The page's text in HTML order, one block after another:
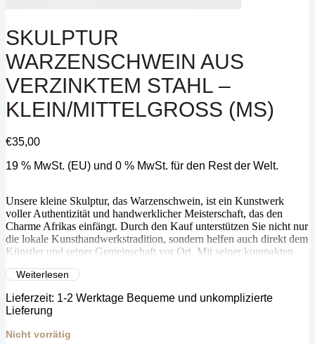
SKULPTUR
WARZENSCHWEIN AUS
VERZINKTEM STAHL –
KLEIN/MITTELGROSS (MS)
€35,00
19 % MwSt. (EU) und 0 % MwSt. für den Rest der Welt.
Unsere kleine Skulptur, das Warzenschwein, ist ein Kunstwerk
voller Authentizität und handwerklicher Meisterschaft, das den
Charme Afrikas einfängt. Durch den Kauf unterstützen Sie nicht nur
die lokale Kunsthandwerkstradition, sondern helfen auch direkt dem
Künstler und seiner Gemeinschaft vor Ort. Mit seiner kompakten
vielseitiges Dekorationsstück, das jeden Raum bereichert und die
bringt.
Weiterlesen
Lieferzeit: 1-2 Werktage Bequeme und unkomplizierte
Lieferung
Nicht vorrätig